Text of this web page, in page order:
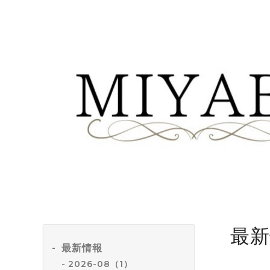
最新情報
2026-08（1）
最